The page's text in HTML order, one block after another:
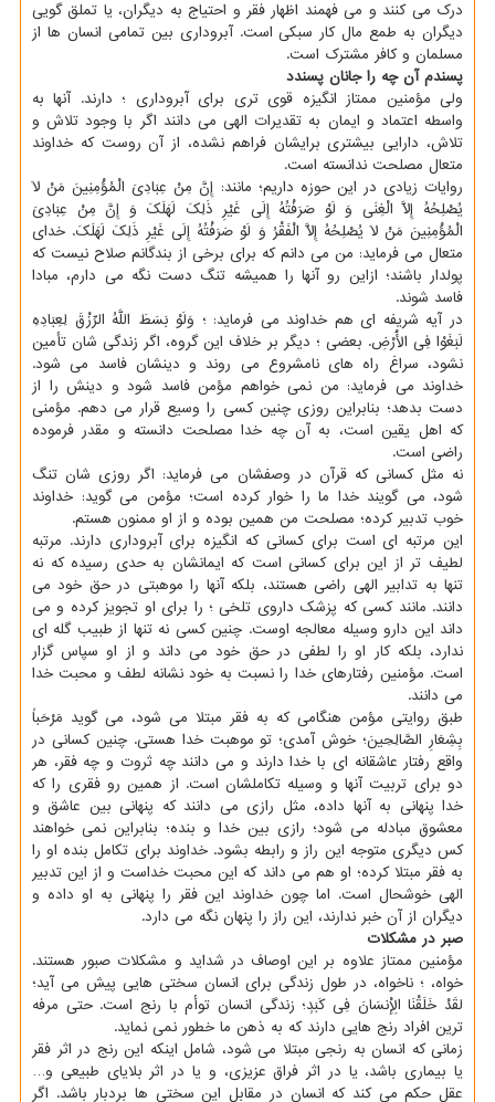
درک می کنند و می فهمند اظهار فقر و احتیاج به دیگران، یا تملق گویی
دیگران به طمع مال کار سبکی است. آبروداری بین تمامی انسان ها از
مسلمان و کافر مشترک است.
پسندم آن چه را جانان پسندد
ولی مؤمنین ممتاز انگیزه قوی تری برای آبروداری ؛ دارند. آنها به
واسطه اعتماد و ایمان به تقدیرات الهی می دانند اگر با وجود تلاش و
تلاش، دارایی بیشتری برایشان فراهم نشده، از آن روست که خداوند
متعال مصلحت ندانسته است.
روایات زیادی در این حوزه داریم؛ مانند: إِنَّ مِنْ عِبَادِیَ الْمُؤْمِنِینَ مَنْ لَا
یُصْلِحُهُ إِلَّا الْغِنَی وَ لَوْ صَرَفْتُهُ إِلَی غَیْرِ ذَلِکَ لَهَلَکَ وَ إِنَّ مِنْ عِبَادِیَ
الْمُؤْمِنِینَ مَنْ لَا یُصْلِحُهُ إِلَّا الْفَقْرُ وَ لَوْ صَرَفْتُهُ إِلَی غَیْرِ ذَلِکَ لَهَلَکَ. خدای
متعال می فرماید: من می دانم که برای برخی از بندگانم صلاح نیست که
پولدار باشند؛ ازاین رو آنها را همیشه تنگ دست نگه می دارم، مبادا
فاسد شوند.
در آیه شریفه ای هم خداوند می فرماید: ؛ وَلَوْ بَسَطَ اللَّهُ الرِّزْقَ لِعِبَادِهِ
لَبَغَوْا فِی الْأَرْضِ. بعضی ؛ دیگر بر خلاف این گروه، اگر زندگی شان تأمین
نشود، سراغ راه های نامشروع می روند و دینشان فاسد می شود.
خداوند می فرماید: من نمی خواهم مؤمن فاسد شود و دینش را از
دست بدهد؛ بنابراین روزی چنین کسی را وسیع قرار می دهم. مؤمنی
که اهل یقین است، به آن چه خدا مصلحت دانسته و مقدر فرموده
راضی است.
نه مثل کسانی که قرآن در وصفشان می فرماید: اگر روزی شان تنگ
شود، می گویند خدا ما را خوار کرده است؛ مؤمن می گوید: خداوند
خوب تدبیر کرده؛ مصلحت من همین بوده و از او ممنون هستم.
این مرتبه ای است برای کسانی که انگیزه برای آبروداری دارند. مرتبه
لطیف تر از این برای کسانی است که ایمانشان به حدی رسیده که نه
تنها به تدابیر الهی راضی هستند، بلکه آنها را موهبتی در حق خود می
دانند. مانند کسی که پزشک داروی تلخی ؛ را برای او تجویز کرده و می
داند این دارو وسیله معالجه اوست. چنین کسی نه تنها از طبیب گله ای
ندارد، بلکه کار او را لطفی در حق خود می داند و از او سپاس گزار
است. مؤمنین رفتارهای خدا را نسبت به خود نشانه لطف و محبت خدا
می دانند.
طبق روایتی مؤمن هنگامی که به فقر مبتلا می شود، می گوید مَرْحَباً
بِشِعَارِ الصَّالِحِینَ؛ خوش آمدی؛ تو موهبت خدا هستی. چنین کسانی در
واقع رفتار عاشقانه ای با خدا دارند و می دانند چه ثروت و چه فقر، هر
دو برای تربیت آنها و وسیله تکاملشان است. از همین رو فقری را که
خدا پنهانی به آنها داده، مثل رازی می دانند که پنهانی بین عاشق و
معشوق مبادله می شود؛ رازی بین خدا و بنده؛ بنابراین نمی خواهند
کس دیگری متوجه این راز و رابطه بشود. خداوند برای تکامل بنده او را
به فقر مبتلا کرده؛ او هم می داند که این محبت خداست و از این تدبیر
الهی خوشحال است. اما چون خداوند این فقر را پنهانی به او داده و
دیگران از آن خبر ندارند، این راز را پنهان نگه می دارد.
صبر در مشکلات
مؤمنین ممتاز علاوه بر این اوصاف در شداید و مشکلات صبور هستند.
خواه، ؛ ناخواه، در طول زندگی برای انسان سختی هایی پیش می آید؛
لقَدْ خَلَقْنَا الْإِنسَانَ فِی کَبَدٍ؛ زندگی انسان توأم با رنج است. حتی مرفه
ترین افراد رنج هایی دارند که به ذهن ما خطور نمی نماید.
زمانی که انسان به رنجی مبتلا می شود، شامل اینکه این رنج در اثر فقر
یا بیماری باشد، یا در اثر فراق عزیزی، و یا در اثر بلایای طبیعی و…
عقل حکم می کند که انسان در مقابل این سختی ها بردبار باشد. اگر